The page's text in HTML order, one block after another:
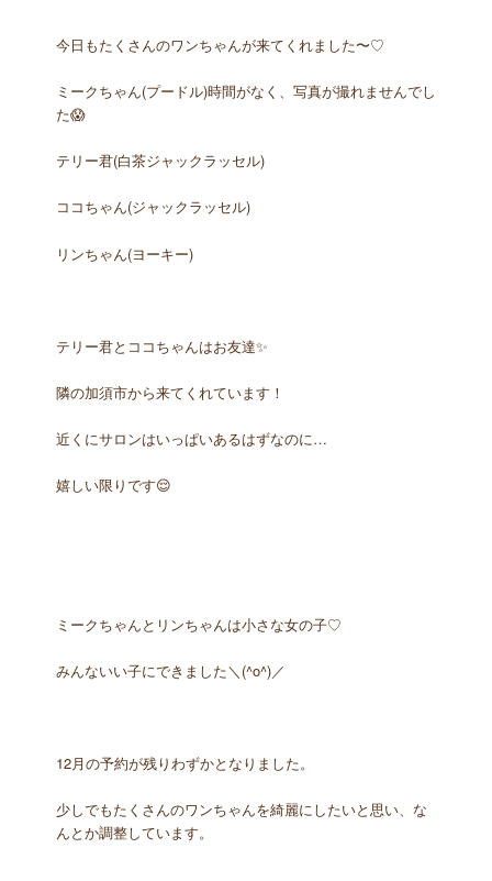
今日もたくさんのワンちゃんが来てくれました〜♡
ミークちゃん(プードル)時間がなく、写真が撮れませんでし
た😱
テリー君(白茶ジャックラッセル)
ココちゃん(ジャックラッセル)
リンちゃん(ヨーキー)
テリー君とココちゃんはお友達✨
隣の加須市から来てくれています！
近くにサロンはいっぱいあるはずなのに…
嬉しい限りです😌
ミークちゃんとリンちゃんは小さな女の子♡
みんないい子にできました＼(^o^)／
12月の予約が残りわずかとなりました。
少しでもたくさんのワンちゃんを綺麗にしたいと思い、な
んとか調整しています。